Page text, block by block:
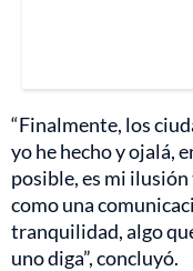
“Finalmente, los
yo he hecho y ojalá,
posible, es mi
como una
tranquilidad, algo
uno diga”, concluyó.